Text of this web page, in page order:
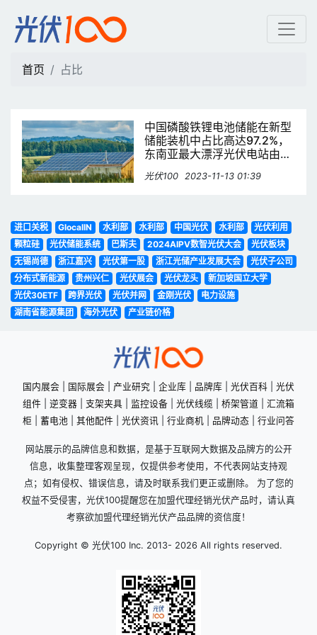
占比 | 光伏100
首页 占比
中国磷酸铁锂电池储能在新型
储能装机中占比高达97.2%，
东南亚最大漂浮光伏电站由中
光伏100 2023-11-13 01:39
进口关税 GlocalIN 水利部 水利部 中国光伏 水利部
光伏利用
颗粒硅
光伏储能系统 巴斯夫 2024AIPV数智光伏大会
光伏板块
无锡尚德
浙江嘉兴 光伏第一股 浙江光储产业发展大会
光伏子公司
分布式新能源
贵州兴仁 光伏展会 光伏龙头
新加坡国立大学
光伏30ETF
跨界光伏 光伏并网 金刚光伏
电力设施
湖南省能源集团
海外光伏 产业链价格
国内展会 国际展会 产业研究 企业库 品牌库 光伏百科
光伏
组件
逆变器 支架夹具 监控设备 光伏线缆 桥架管道
汇流箱
柜
蓄电池 其他配件 光伏资讯 行业商机 品牌动态 行业问答
网站展示的品牌信息和数据，是基于互联网大数据及品牌方的公开
信息，收集整理客观呈现，仅提供参考使用，不代表网站支持观
点；如有侵权、错误信息，请及时联系我们更正或删除。 为了您的
权益不受侵害，光伏100提醒您在加盟代理经销光伏产品时，请认真
考察欲加盟代理经销光伏产品品牌的资信度！
Copyright © 光伏100 Inc. 2013- 2026 All rights reserved.